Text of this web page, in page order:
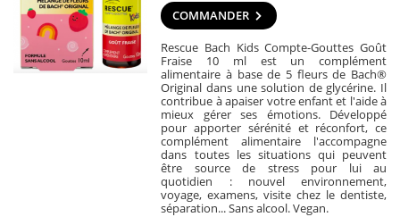
COMMANDER
Rescue Bach Kids Compte-Gouttes Goût
Fraise 10 ml est un complément
alimentaire à base de 5 fleurs de Bach®
Original dans une solution de glycérine. Il
contribue à apaiser votre enfant et l'aide à
mieux gérer ses émotions. Développé
pour apporter sérénité et réconfort, ce
complément alimentaire l'accompagne
dans toutes les situations qui peuvent
être source de stress pour lui au
quotidien : nouvel environnement,
voyage, examens, visite chez le dentiste,
séparation... Sans alcool. Vegan.